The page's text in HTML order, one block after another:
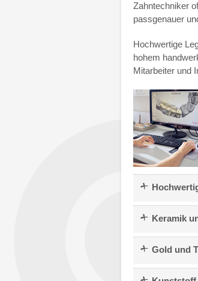
Zahntechniker
passgenauer
Hochwertige
hohem
Mitarbeiter und
+
+ Keramik
+ Gold und